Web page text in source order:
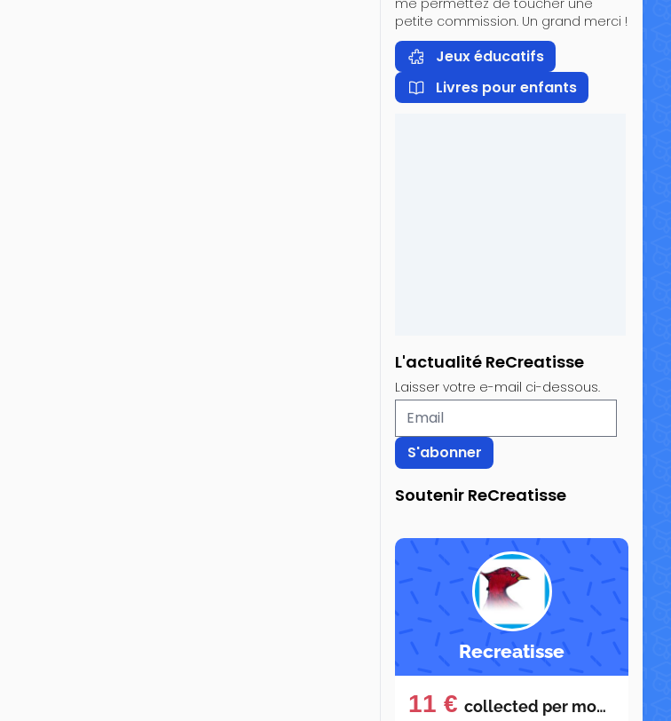
me permettez de toucher une
petite commission. Un grand merci !
Jeux éducatifs
Livres pour enfants
L'actualité ReCreatisse
Laisser votre e-mail ci-dessous.
Soutenir ReCreatisse
Recreatisse
11 € collected per month